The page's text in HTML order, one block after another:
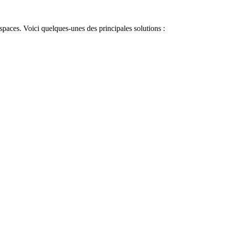
Voici quelques-unes des principales solutions :